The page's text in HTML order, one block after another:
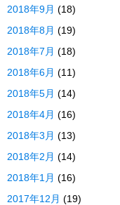
2018年9月 (18)
2018年8月 (19)
2018年7月 (18)
2018年6月 (11)
2018年5月 (14)
2018年4月 (16)
2018年3月 (13)
2018年2月 (14)
2018年1月 (16)
2017年12月 (19)